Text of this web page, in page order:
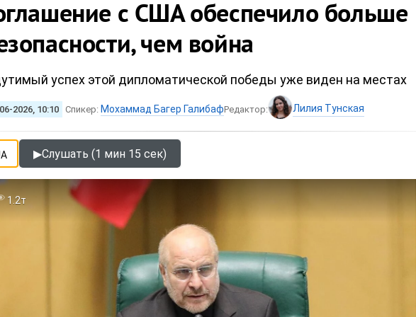
с США обеспечило больше
чем война
успех этой дипломатической победы уже виден на местах
2026, 10:10 Спикер: Мохаммад Багер ГалибафРедактор: Лилия Тунская
▶Слушать (1 мин 15 сек)
1.2т